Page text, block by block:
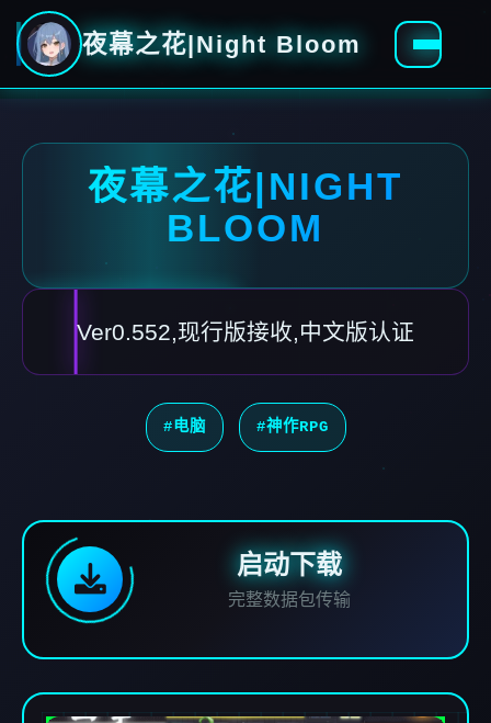
夜幕之花|Night Bloom
夜幕之花|NIGHT
BLOOM
Ver0.552,现行版接收,中文版认证
#电脑 #神作RPG
启动下载
完整数据包传输